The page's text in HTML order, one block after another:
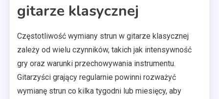
gitarze klasycznej
Częstotliwość wymiany strun w gitarze klasycznej
zależy od wielu czynników, takich jak intensywność
gry oraz warunki przechowywania instrumentu.
Gitarzyści grający regularnie powinni rozważyć
wymianę strun co kilka tygodni lub miesięcy, aby